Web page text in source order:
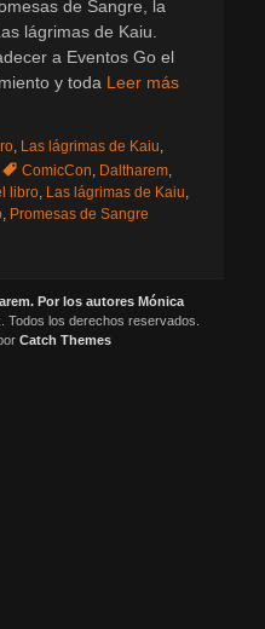
de Sangre, la
lágrimas de Kaiu.
a Eventos Go el
y toda Leer más
, Las lágrimas de Kaiu,
Etiquetas
ComicCon, Daltharem,
libro, Las lágrimas de Kaiu,
, Promesas de Sangre
Por los autores Mónica
. Todos los derechos reservados.
Catch Themes